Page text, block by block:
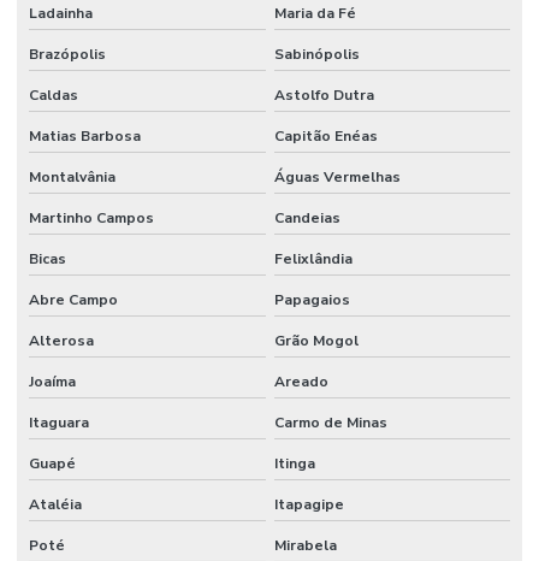
Ladainha Maria da Fé
Brazópolis Sabinópolis
Caldas Astolfo Dutra
Matias Barbosa Capitão Enéas
Montalvânia Águas Vermelhas
Martinho Campos Candeias
Bicas Felixlândia
Abre Campo Papagaios
Alterosa Grão Mogol
Joaíma Areado
Itaguara Carmo de Minas
Guapé Itinga
Ataléia Itapagipe
Poté Mirabela